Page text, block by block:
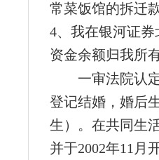
常菜饭馆的拆迁
4、我在银河证
资金余额归我所
一审法院认
登记结婚，婚后
生）。在共同生
并于2002年11月